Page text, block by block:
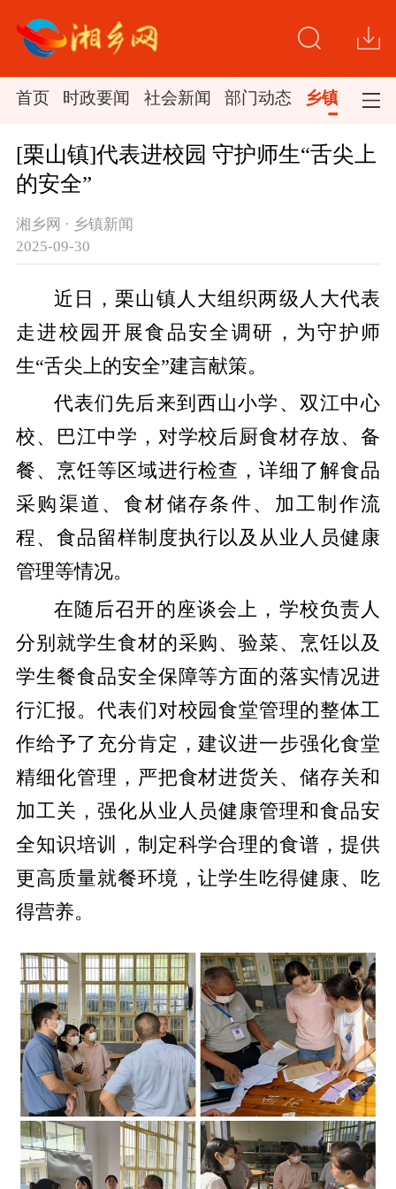
首页 时政要闻 社会新闻 部门动态 乡镇新闻
[栗山镇]代表进校园 守护师生“舌尖上
的安全”
湘乡网 · 乡镇新闻
2025-09-30
近日，栗山镇人大组织两级人大代表
走进校园开展食品安全调研，为守护师
生“舌尖上的安全”建言献策。
代表们先后来到西山小学、双江中心
校、巴江中学，对学校后厨食材存放、备
餐、烹饪等区域进行检查，详细了解食品
采购渠道、食材储存条件、加工制作流
程、食品留样制度执行以及从业人员健康
管理等情况。
在随后召开的座谈会上，学校负责人
分别就学生食材的采购、验菜、烹饪以及
学生餐食品安全保障等方面的落实情况进
行汇报。代表们对校园食堂管理的整体工
作给予了充分肯定，建议进一步强化食堂
精细化管理，严把食材进货关、储存关和
加工关，强化从业人员健康管理和食品安
全知识培训，制定科学合理的食谱，提供
更高质量就餐环境，让学生吃得健康、吃
得营养。